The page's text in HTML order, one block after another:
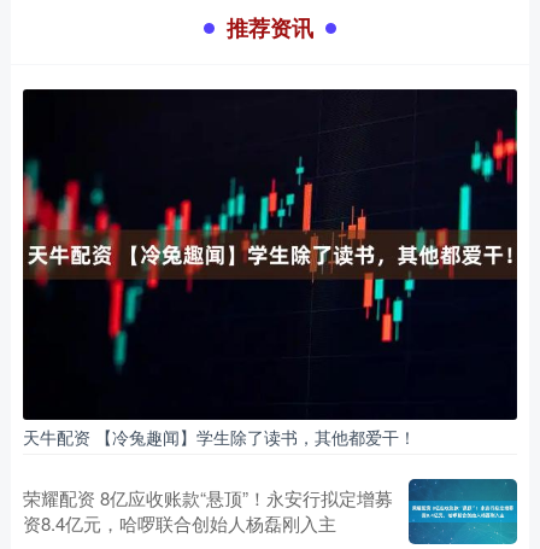
推荐资讯
天牛配资 【冷兔趣闻】学生除了读书，其他都爱干！
荣耀配资 8亿应收账款“悬顶”！永安行拟定增募
资8.4亿元，哈啰联合创始人杨磊刚入主